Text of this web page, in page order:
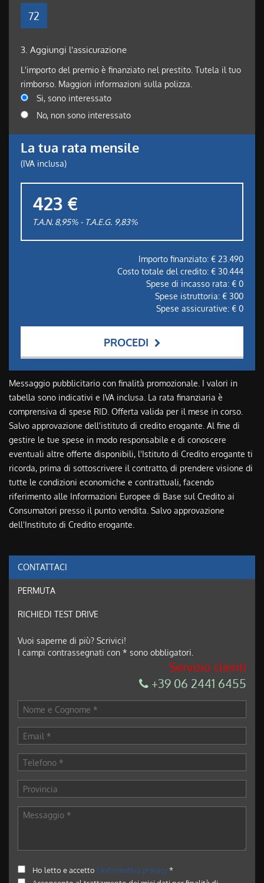
72
3. Aggiungi l'assicurazione
L'importo del premio è finanziato nel prestito. Tutela il tuo
rimborso. Maggiori informazioni sulla polizza.
Si, sono interessato
No, non sono interessato
La tua rata mensile
(IVA inclusa)
423 €
T.A.N. 8,95% - T.A.E.G. 9,83%
Importo finanziato: € 23.490
Costo totale del credito: € 30.444
Spese di incasso rata: € 0
Spese istruttoria: € 300
Spese assicurative: € 0
PROCEDI
Contattaci
Ho letto e accettol'informativa privacy*
Acconsento al trattamento dei miei dati per finalità di
Invia la tua richiesta
Messaggio pubblicitario con finalità promozionale. I valori in
tabella sono indicativi e IVA inclusa. La rata finanziaria è
comprensiva di spese RID. Offerta valida per il mese in corso.
Salvo approvazione dell'istituto di credito erogante. Al fine di
gestire le tue spese in modo responsabile e di conoscere
eventuali altre offerte disponibili, l'Istituto di Credito erogante ti
ricorda, prima di sottoscrivere il contratto, di prendere visione di
tutte le condizioni economiche e contrattuali, facendo
riferimento alle Informazioni Europee di Base sul Credito ai
Consumatori presso il punto vendita. Salvo approvazione
dell'Instituto di Credito erogante.
CONTATTACI
PERMUTA
RICHIEDI TEST DRIVE
Vuoi saperne di più? Scrivici!
I campi contrassegnati con * sono obbligatori.
Servizio clienti
+39 06 2441 6455
Ho letto e accetto l'informativa privacy*